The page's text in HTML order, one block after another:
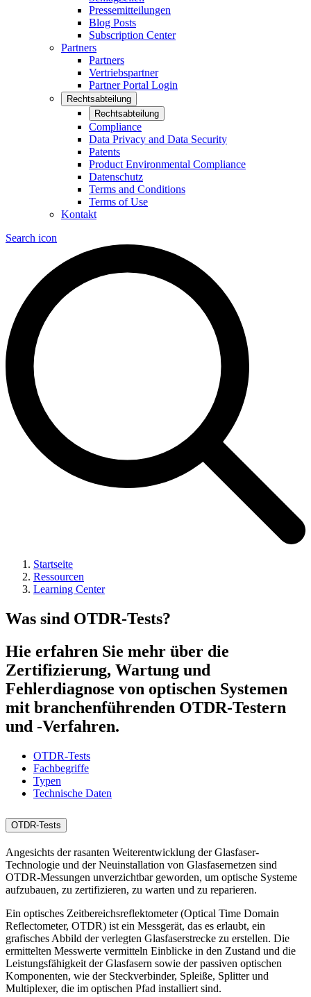
Pressemitteilungen
Blog Posts
Subscription Center
Partners
Partners
Vertriebspartner
Partner Portal Login
Rechtsabteilung
Rechtsabteilung
Compliance
Data Privacy and Data Security
Patents
Product Environmental Compliance
Datenschutz
Terms and Conditions
Terms of Use
Kontakt
Search icon
Startseite
Ressourcen
Learning Center
Was sind OTDR-Tests?
Hie erfahren Sie mehr über die
Zertifizierung, Wartung und
Fehlerdiagnose von optischen Systemen
mit branchenführenden OTDR-Testern
und -Verfahren.
OTDR-Tests
Fachbegriffe
Typen
Technische Daten
OTDR-Tests
Angesichts der rasanten Weiterentwicklung der Glasfaser-
Technologie und der Neuinstallation von Glasfasernetzen sind
OTDR-Messungen unverzichtbar geworden, um optische Systeme
aufzubauen, zu zertifizieren, zu warten und zu reparieren.
Ein optisches Zeitbereichsreflektometer (Optical Time Domain
Reflectometer, OTDR) ist ein Messgerät, das es erlaubt, ein
grafisches Abbild der verlegten Glasfaserstrecke zu erstellen. Die
ermittelten Messwerte vermitteln Einblicke in den Zustand und die
Leistungsfähigkeit der Glasfasern sowie der passiven optischen
Komponenten, wie der Steckverbinder, Spleiße, Splitter und
Multiplexer, die im optischen Pfad installiert sind.